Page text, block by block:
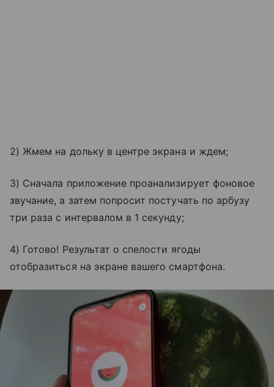
2) Жмем на дольку в центре экрана и ждем;
3) Сначала приложение проанализирует фоновое
звучание, а затем попросит постучать по арбузу
три раза с интервалом в 1 секунду;
4) Готово! Результат о спелости ягоды
отобразиться на экране вашего смартфона.